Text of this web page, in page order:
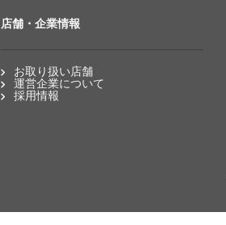
店舗・企業情報
お取り扱い店舗
運営企業について
採用情報